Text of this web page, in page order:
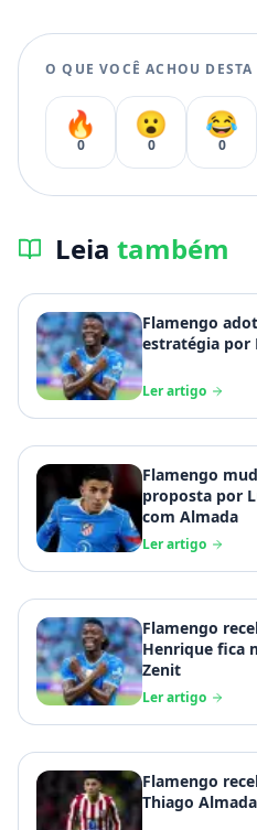
O QUE VOCÊ ACHOU
🔥
0
😮
0
😂
0
Leia também
Flamengo
estratégia por
Ler artigo
Flamengo
proposta por
com Almada
Ler artigo
Flamengo
Henrique fica
Zenit
Ler artigo
Flamengo
Thiago